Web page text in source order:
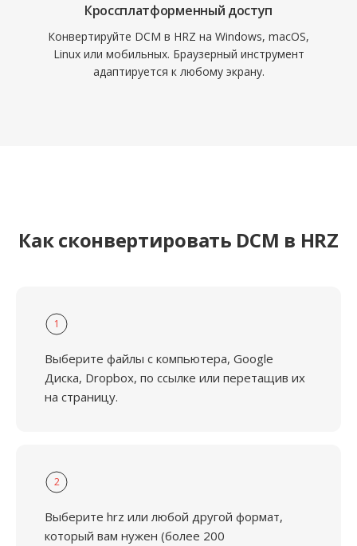
Кроссплатформенный доступ
Конвертируйте DCM в HRZ на Windows, macOS,
Linux или мобильных. Браузерный инструмент
адаптируется к любому экрану.
Как сконвертировать DCM в HRZ
1
Выберите файлы с компьютера, Google
Диска, Dropbox, по ссылке или перетащив их
на страницу.
2
Выберите hrz или любой другой формат,
который вам нужен (более 200